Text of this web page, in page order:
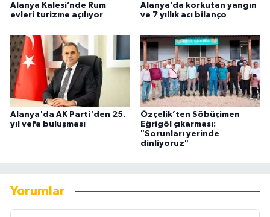
Alanya Kalesi’nde Rum
evleri turizme açılıyor
Alanya’da korkutan yangın
ve 7 yıllık acı bilanço
Alanya'da AK Parti'den 25.
yıl vefa buluşması
Özçelik’ten Söbüçimen
Eğrigöl çıkarması:
"Sorunları yerinde
dinliyoruz"
Yorumlar